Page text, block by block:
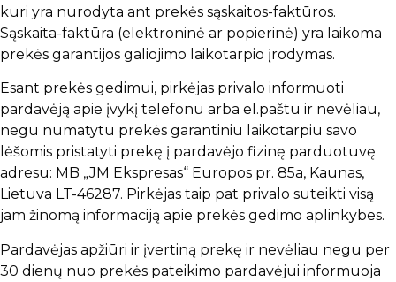
kuri yra nurodyta ant prekės sąskaitos-faktūros.
Sąskaita-faktūra (elektroninė ar popierinė) yra laikoma
prekės garantijos galiojimo laikotarpio įrodymas.
Esant prekės gedimui, pirkėjas privalo informuoti
pardavėją apie įvykį telefonu arba el.paštu ir nevėliau,
negu numatytu prekės garantiniu laikotarpiu savo
lėšomis pristatyti prekę į pardavėjo fizinę parduotuvę
adresu: MB „JM Ekspresas“ Europos pr. 85a, Kaunas,
Lietuva LT-46287. Pirkėjas taip pat privalo suteikti visą
jam žinomą informaciją apie prekės gedimo aplinkybes.
Pardavėjas apžiūri ir įvertiną prekę ir nevėliau negu per
30 dienų nuo prekės pateikimo pardavėjui informuoja